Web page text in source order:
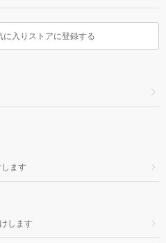
に入りストアに登録する
ます
します